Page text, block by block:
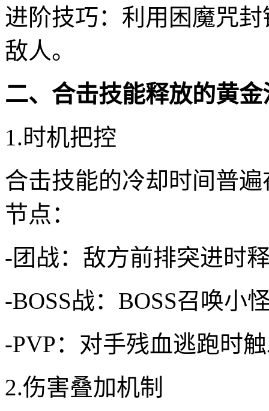
进阶技巧：利用困魔咒
敌人。
二、合击技能释放的黄金
1.时机把控
合击技能的冷却时间普
节点：
-团战：敌方前排突进时
-BOSS战：BOSS召唤小
-PVP：对手残血逃跑时
2.伤害叠加机制